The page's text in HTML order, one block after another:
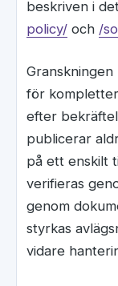
beskriven i
policy/ och /
för
efter
publicerar
på ett enskilt
verifieras
genom
styrkas
vidare